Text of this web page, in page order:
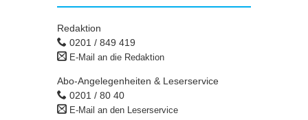
Redaktion
0201 / 849 419
E-Mail an die Redaktion
Abo-Angelegenheiten & Leserservice
0201 / 80 40
E-Mail an den Leserservice